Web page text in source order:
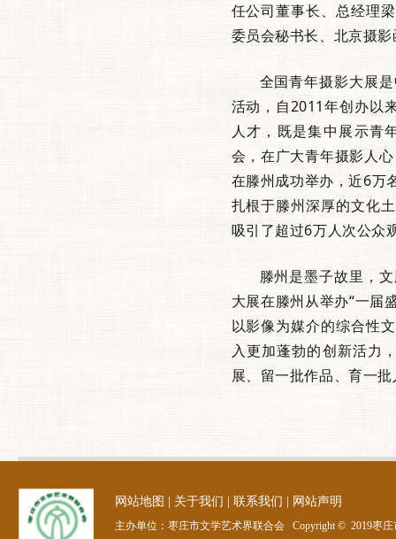
任公司董事长、总经理
委员会秘书长、北京摄
全国青年摄影大展
活动，自2011年创办以
人才， 既是集中展示青
会，在广大青年摄影人
在滕州成功举办，近6万
扎根于滕州深厚的文化
吸引了超过6万人次公众
滕州是墨子故里，
大展在滕州从举办“一届
以影像为媒介的综合性
入更加蓬勃的创新活力
展、留一批作品、育一
网站地图 关于我们 联系我们 网站声明
主办单位：枣庄市文学艺术界联合会 Copyright © 2019枣